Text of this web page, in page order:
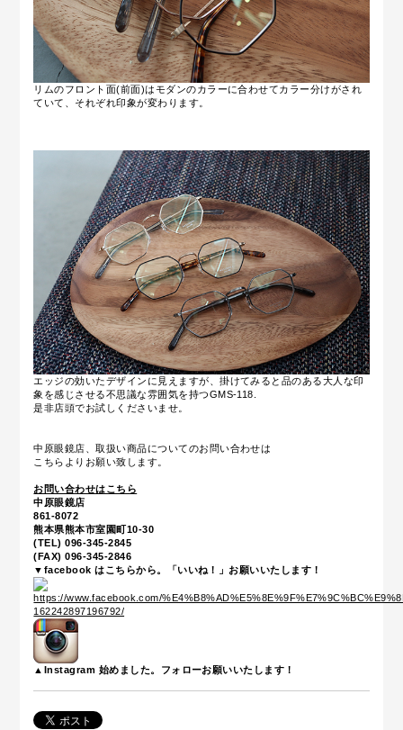
リムのフロント面(前面)はモダンのカラーに合わせてカラー分けがされ
ていて、それぞれ印象が変わります。
エッジの効いたデザインに見えますが、掛けてみると品のある大人な印
象を感じさせる不思議な雰囲気を持つGMS-118.
是非店頭でお試しくださいませ。
中原眼鏡店、取扱い商品についてのお問い合わせは
こちらよりお願い致します。
お問い合わせはこちら
中原眼鏡店
861-8072
熊本県熊本市室園町10-30
(TEL) 096-345-2845
(FAX) 096-345-2846
▼facebook はこちらから。「いいね！」お願いいたします！
▲Instagram 始めました。フォローお願いいたします！